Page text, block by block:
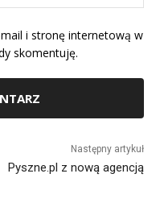
i stronę internetową w
skomentuję.
Następny artykuł
Pyszne.pl z nową agencją